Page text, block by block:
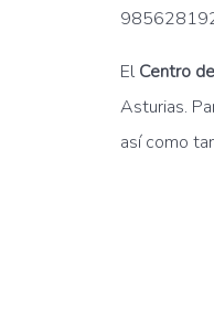
El Centro
Asturias.
así como